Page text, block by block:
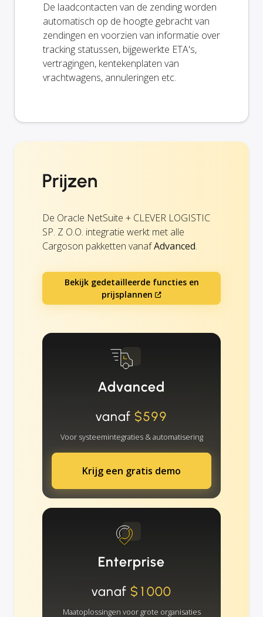
De laadcontacten van de zending worden
automatisch op de hoogte gebracht van
zendingen en voorzien van informatie over
tracking statussen, bijgewerkte ETA's,
vertragingen, kentekenplaten van
vrachtwagens, annuleringen etc.
Prijzen
De Oracle NetSuite + CLEVER LOGISTIC
SP. Z O.O. integratie werkt met alle
Cargoson pakketten vanafAdvanced.
Bekijk gedetailleerde functies en
prijsplannen
Advanced
vanaf $599
Voor systeemintegraties & automatisering
Krijg een gratis demo
Enterprise
vanaf $1000
Maatoplossingen voor grote organisaties